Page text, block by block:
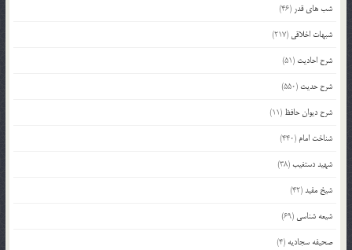
شب های قدر (46)
شبهات اخلاقی (217)
شرح احادیث (51)
شرح حدیث (550)
شرح دیوان حافظ (11)
شناخت امام (440)
شهید دستغیب(38)
شیخ مفید(42)
شیعه شناسی (69)
صحیفه سجادیه (4)